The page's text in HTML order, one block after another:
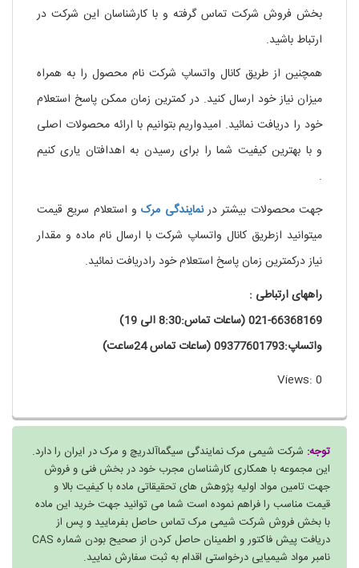
بخش فروش شرکت تماس گرفته و با کارشناسان این شرکت در
ارتباط باشید.
همچنین از طریق کانال واتساپ شرکت نام محصول را به همراه
میزان نیاز خود ارسال کنید. در کمترین زمان ممکن پاسخ استعلام
خود را دریافت نمائید. امیدواریم بتوانیم با ارائه محصولات اصلی
و با بهترین کیفیت شما را برای رسیدن به اهدافتان یاری کنیم
.
جهت محصولات بیشتر درنمایندگی مرکو استعلام سریع قیمت
میتوانید ازطریق کانال واتساپ شرکت با ارسال نام ماده و مقدار
نیاز درکمترین زمان پاسخ استعلام خود رادریافت نمائید.
راههای ارتباطی :
021-66368169 (ساعات تماس:8:30 الی 19)
واتساپ:09377601793 (ساعات تماس 24ساعت)
Views: 0
توجه: شرکت شیمی مرک نمایندگی سیگماآلدریچ و مرک در ایران را دارد.
این مجموعه با همکاری کارشناسان مجرب خود در بخش فنی و فروش
جهت تامین مواد اولیه پژوهش های تحقیقاتی ماده با کیفیت بالا و
قیمت مناسب را فراهم نموده است شما می توانید جهت خرید این ماده
با بخش فروش شرکت شیمی مرک تماس حاصل بفرمایید و پس از
دریافت پیش فاکتور و اطمینان حاصل کردن از صحیح بودن شماره CAS
نامبر مواد شیمیایی درخواستی اقدام به ثبت سفارش نمایید.